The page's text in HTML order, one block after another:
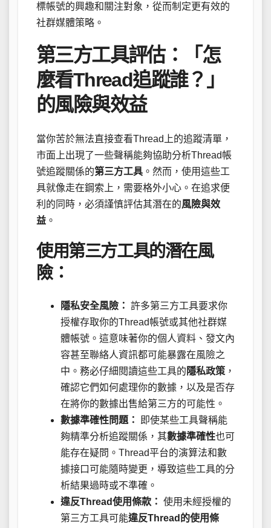
標帳號的興趣和關注對象，從而制定更有效的
社群媒體策略。
第三方工具評估：「怎
麼看Thread追蹤誰？」
的風險與效益
當你苦於無法直接查看Thread上的追蹤清單，
市面上出現了一些聲稱能夠協助分析Thread帳
號追蹤關係的第三方工具 。然而，使用這些工
具就像走在鋼索上，需要格外小心。在追求便
利的同時，必須謹慎評估其潛在的風險與效
益 。
使用第三方工具的潛在風
險：
隱私安全風險： 許多第三方工具要求你
授權存取你的Thread帳號或其他社群媒
體帳號。這意味著你的個人資料、發文內
容甚至聯絡人資訊都可能暴露在風險之
中。務必仔細閱讀這些工具的 隱私政策 ，
確認它們如何處理你的數據，以及是否存
在將你的數據出售給第三方的可能性。
數據準確性問題：
即使某些工具聲稱能
夠精準分析追蹤關係，其數據準確性也可
能存在疑問。Thread平台的演算法和數
據接口可能隨時變更，導致這些工具的分
析結果過時或不準確。
違反Thread使用條款： 使用未經授權的
第三方工具可能違反Thread的使用條